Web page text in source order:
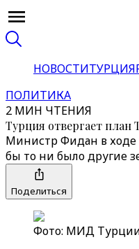
НОВОСТИТУРЦИЯ
ПОЛИТИКА
2 МИН ЧТЕНИЯ
Турция отвергает план
Министр Фидан в ходе
бы то ни было другие
Поделиться
Фото: МИД